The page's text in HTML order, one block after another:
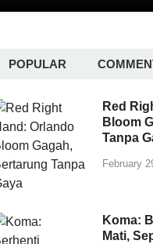
POPULAR
Red
Bloom
Tanpa
February
Koma:
Mati,